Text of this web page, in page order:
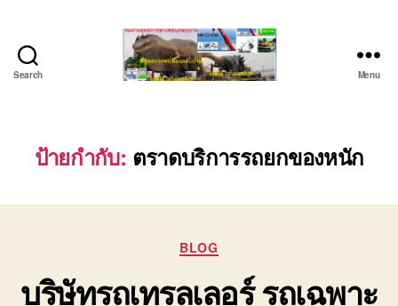
Search
เครื่องจักร
ระยอง
(บริษัท
พาณิชย์
บริการ
Menu
ป้ายกำกับ: ตราดบริการรถยกของหนัก
Categories
BLOG
บริษัทรถเทรลเลอร์ รถเฉพาะ